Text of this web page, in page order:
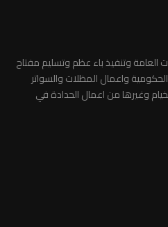
وتنفيذ باء عظم وتسليم مفتاح
واعمال المظلات والسواتر
وغيرها من اعمال الحدادة في